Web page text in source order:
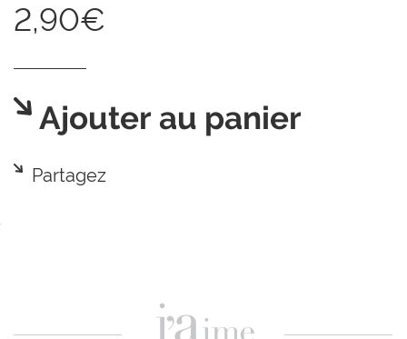
2,90€
Ajouter au panier
Partagez